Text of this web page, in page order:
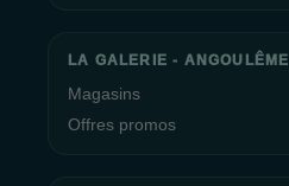
LA GALERIE - ANGOULÊME
Magasins
Offres promos